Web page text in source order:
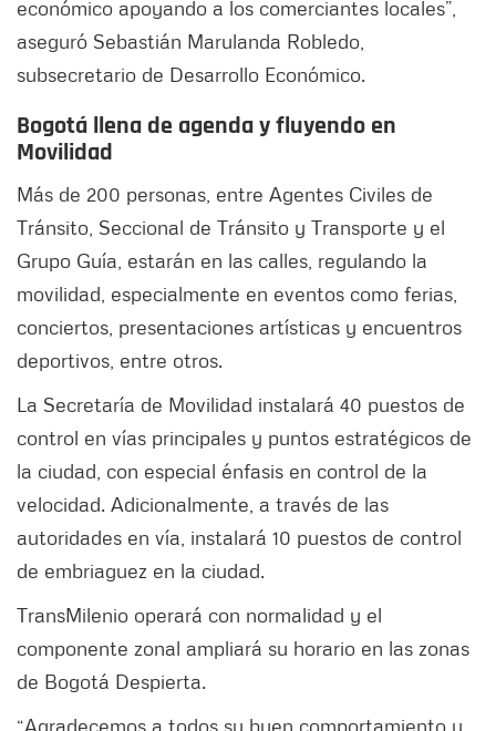
económico apoyando a los comerciantes locales”,
aseguró Sebastián Marulanda Robledo,
subsecretario de Desarrollo Económico.
Bogotá llena de agenda y fluyendo en
Movilidad
Más de 200 personas, entre Agentes Civiles de
Tránsito, Seccional de Tránsito y Transporte y el
Grupo Guía, estarán en las calles, regulando la
movilidad, especialmente en eventos como ferias,
conciertos, presentaciones artísticas y encuentros
deportivos, entre otros.
La Secretaría de Movilidad instalará 40 puestos de
control en vías principales y puntos estratégicos de
la ciudad, con especial énfasis en control de la
velocidad. Adicionalmente, a través de las
autoridades en vía, instalará 10 puestos de control
de embriaguez en la ciudad.
TransMilenio operará con normalidad y el
componente zonal ampliará su horario en las zonas
de Bogotá Despierta.
“Agradecemos a todos su buen comportamiento y